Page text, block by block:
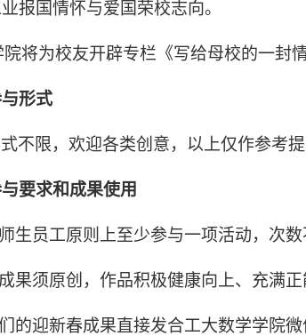
报国情怀与爱国荣校志向。
院将为校友开辟专栏《写给母校的一封
形式
不限，欢迎各类创意，以上仅作参考提
要求和成果使用
生员工原则上至少参与一项活动，次
果须原创，作品积极健康向上、充满正
的迎新春成果直接发合工大数学学院微